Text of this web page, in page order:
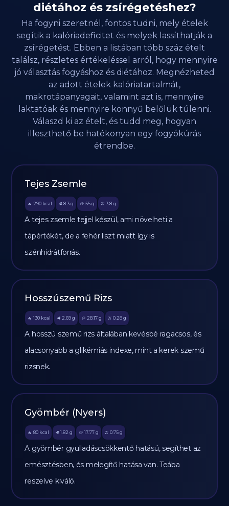
diétához és zsírégetéshez?
Ha fogyni szeretnél, fontos tudni, mely ételek
segítik a kalóriadeficitet és melyek lassíthatják a
zsírégetést. Ebben a listában több száz ételt
találsz, részletes értékeléssel arról, hogy mennyire
jó választás fogyáshoz és diétához. Megnézheted
az adott ételek kalóriatartalmát,
makrotápanyagait, valamint azt is, mennyire
laktatóak és mennyire könnyű belőlük túlenni.
Válaszd ki az ételt, és tudd meg, hogyan
illeszthető be hatékonyan egy fogyókúrás
étrendbe.
Tejes Zsemle
🔥 290 kcal 🥩 8.3 g 🥔 55g 🫒 3.8 g
A tejes zsemle tejjel készül, ami növelheti a
tápértékét, de a fehér liszt miatt így is
szénhidrátforrás.
Hosszúszemű Rizs
🔥 130 kcal 🥩 2.69 g 🥔 28.17g 🫒 0.28 g
A hosszú szemű rizs általában kevésbé ragacsos, és
alacsonyabb a glikémiás indexe, mint a kerek szemű
rizsnek.
Gyömbér (Nyers)
🔥 80 kcal 🥩 1.82 g 🥔 17.77g 🫒 0.75 g
A gyömbér gyulladáscsökkentő hatású, segíthet az
emésztésben, és melegítő hatása van. Teába
reszelve kiváló.